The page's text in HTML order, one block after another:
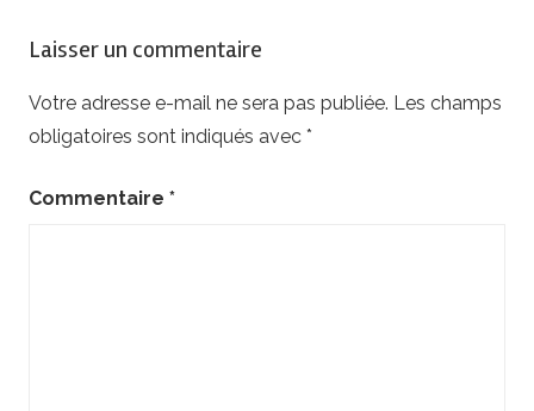
Laisser un commentaire
Votre adresse e-mail ne sera pas publiée. Les champs
obligatoires sont indiqués avec *
Commentaire *